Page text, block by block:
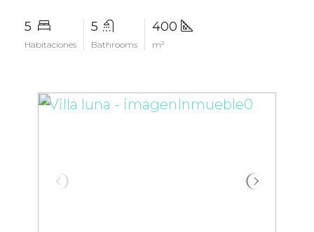
5
Habitaciones
5
Bathrooms
400
m²